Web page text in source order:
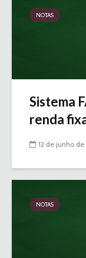
NOTAS
Sistema
renda
12 de junho
NOTAS